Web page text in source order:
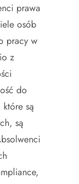
prawa
osób
pracy w
z
do
są
są